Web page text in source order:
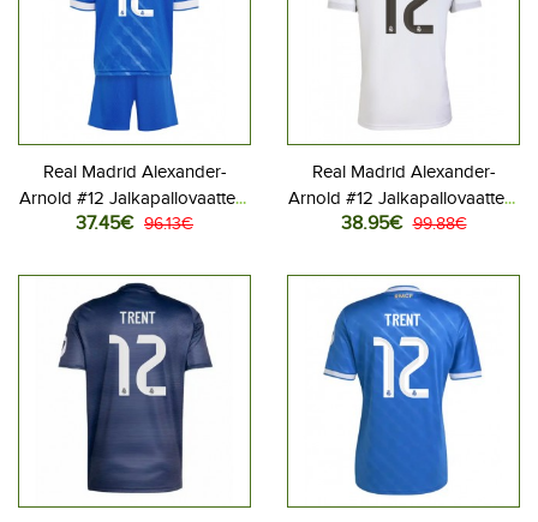
Real Madrid Alexander-
Arnold #12 Jalkapallovaatteet
Lasten Kolmas peliasu 2025-
housut)
37.45€ 96.13€
Real Madrid Alexander-
Arnold #12 Jalkapallovaatteet
Kotipaita 2025-26
38.95€ 99.88€